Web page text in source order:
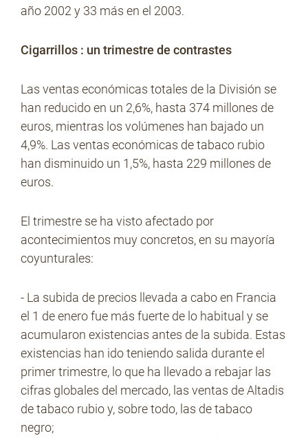
año 2002 y 33 más en el 2003.
Cigarrillos : un trimestre de contrastes
Las ventas económicas totales de la División se
han reducido en un 2,6%, hasta 374 millones de
euros, mientras los volúmenes han bajado un
4,9%. Las ventas económicas de tabaco rubio
han disminuido un 1,5%, hasta 229 millones de
euros.
El trimestre se ha visto afectado por
acontecimientos muy concretos, en su mayoría
coyunturales:
- La subida de precios llevada a cabo en Francia
el 1 de enero fue más fuerte de lo habitual y se
acumularon existencias antes de la subida. Estas
existencias han ido teniendo salida durante el
primer trimestre, lo que ha llevado a rebajar las
cifras globales del mercado, las ventas de Altadis
de tabaco rubio y, sobre todo, las de tabaco
negro;